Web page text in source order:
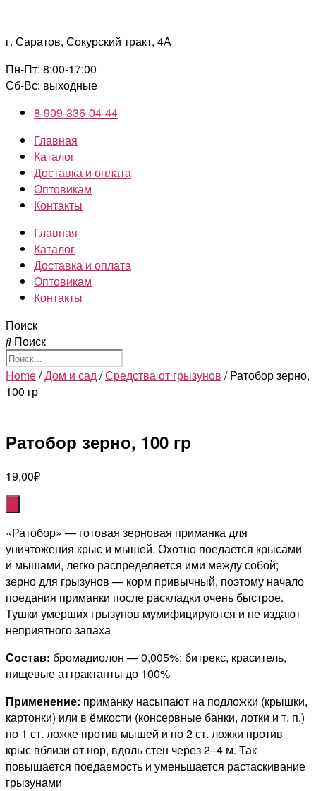
содержимому
г. Саратов, Сокурский тракт, 4А
Пн-Пт: 8:00-17:00
Сб-Вс: выходные
8-909-336-04-44
Главная
Каталог
Доставка и оплата
Оптовикам
Контакты
Главная
Каталог
Доставка и оплата
Оптовикам
Контакты
Поиск
Поиск
Home/Дом и сад/Средства от грызунов / Ратобор зерно,
100 гр
Ратобор зерно, 100 гр
19,00₽
«Ратобор» — готовая зерновая приманка для
уничтожения крыс и мышей. Охотно поедается крысами
и мышами, легко распределяется ими между собой;
зерно для грызунов — корм привычный, поэтому начало
поедания приманки после раскладки очень быстрое.
Тушки умерших грызунов мумифицируются и не издают
неприятного запаха
Состав: бромадиолон — 0,005%; битрекс, краситель,
пищевые аттрактанты до 100%
Применение: приманку насыпают на подложки (крышки,
картонки) или в ёмкости (консервные банки, лотки и т. п.)
по 1 ст. ложке против мышей и по 2 ст. ложки против
крыс вблизи от нор, вдоль стен через 2–4 м. Так
повышается поедаемость и уменьшается растаскивание
грызунами